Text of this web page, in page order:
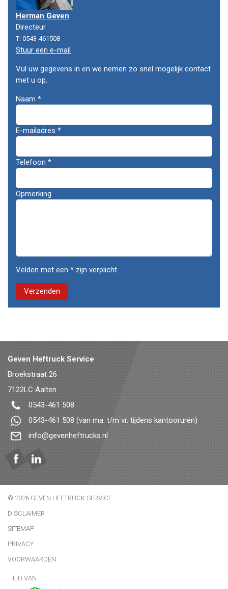
Herman Geven
Directeur
T: 0543-461508
Stuur een e-mail
Vul uw gegevens in en we nemen zo snel mogelijk contact
met u op.
Algemene
gegevens
Naam *
E-mailadres *
Telefoon *
Opmerking
Velden met een * zijn verplicht
Geven Heftruck Service
Broekstraat 26
7122LC Aalten
0543-461 508
0543-461 508 (van ma. t/m vr. tijdens kantooruren)
info@gevenheftrucks.nl
© 2026 GEVEN HEFTRUCK SERVICE
DISCLAIMER
SITEMAP
PRIVACY
VOORWAARDEN
LID VAN